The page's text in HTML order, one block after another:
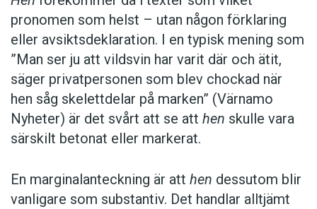
pronomen som helst – utan någon förklaring
eller avsiktsdeklaration. I en typisk mening som
”Man ser ju att vildsvin har varit där och ätit,
säger privatpersonen som blev chockad när
hen såg skelettdelar på marken” (Värnamo
Nyheter) är det svårt att se att hen skulle vara
särskilt betonat eller markerat.
En marginalanteckning är att hen dessutom blir
vanligare som substantiv. Det handlar alltjämt